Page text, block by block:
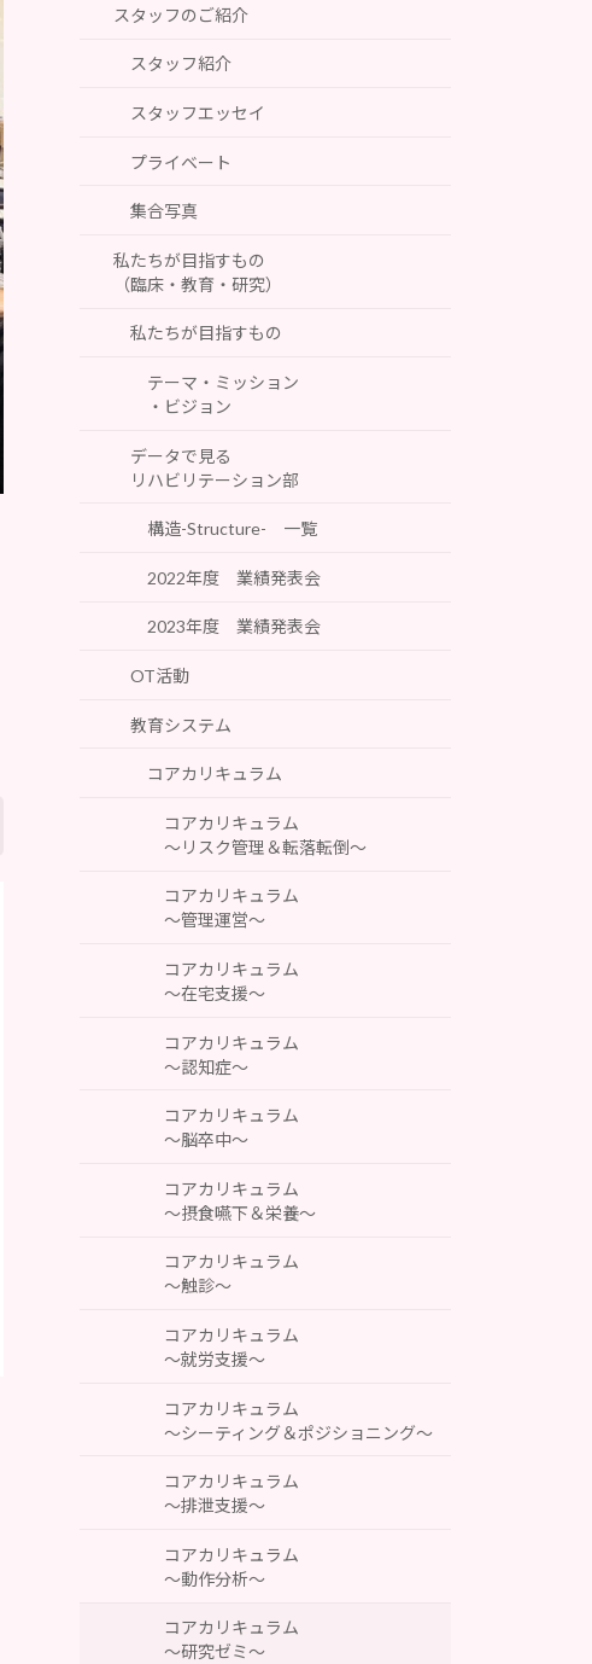
スタッフのご紹介
スタッフ紹介
スタッフエッセイ
プライベート
集合写真
私たちが目指すもの
（臨床・教育・研究）
私たちが目指すもの
テーマ・ミッション
・ビジョン
データで見る
リハビリテーション部
構造-Structure- 一覧
2022年度 業績発表会
2023年度 業績発表会
OT活動
教育システム
コアカリキュラム
コアカリキュラム
～リスク管理＆転落転倒～
コアカリキュラム
～管理運営～
コアカリキュラム
～在宅支援～
コアカリキュラム
～認知症～
コアカリキュラム
～脳卒中～
コアカリキュラム
～摂食嚥下＆栄養～
コアカリキュラム
～触診～
コアカリキュラム
～就労支援～
コアカリキュラム
～シーティング＆ポジショニング～
コアカリキュラム
～排泄支援～
コアカリキュラム
～動作分析～
コアカリキュラム
～研究ゼミ～